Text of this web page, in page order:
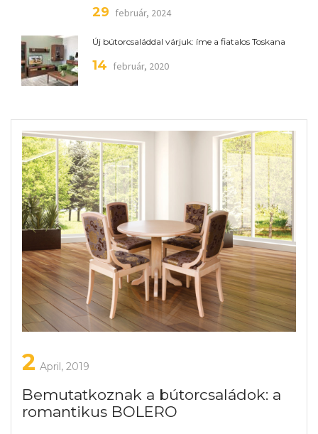
29 február, 2024
Új bútorcsaláddal várjuk: íme a fiatalos Toskana
14 február, 2020
2 April, 2019
Bemutatkoznak a bútorcsaládok: a
romantikus BOLERO